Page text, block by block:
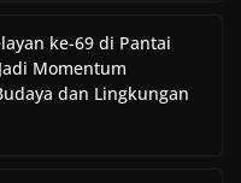
ke-69 di Pantai
Momentum
dan Lingkungan